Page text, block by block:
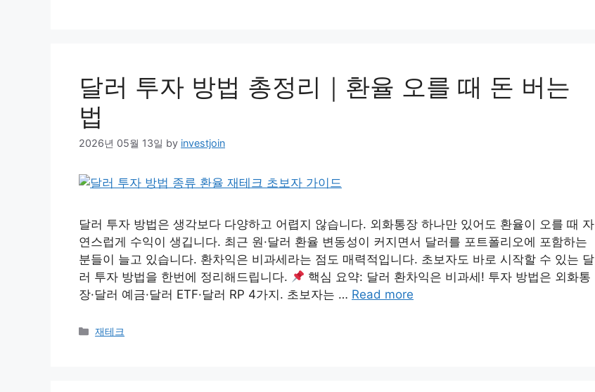
달러 투자 방법 총정리｜환율 오를 때 돈 버는
법
2026년 05월 13일 by investjoin
달러 투자 방법은 생각보다 다양하고 어렵지 않습니다. 외화통장 하나만 있어도 환율이 오를 때 자
연스럽게 수익이 생깁니다. 최근 원·달러 환율 변동성이 커지면서 달러를 포트폴리오에 포함하는
분들이 늘고 있습니다. 환차익은 비과세라는 점도 매력적입니다. 초보자도 바로 시작할 수 있는 달
러 투자 방법을 한번에 정리해드립니다.
핵심 요약: 달러 환차익은 비과세! 투자 방법은 외화통
장·달러 예금·달러 ETF·달러 RP 4가지. 초보자는 … Read more
Categories
재테크